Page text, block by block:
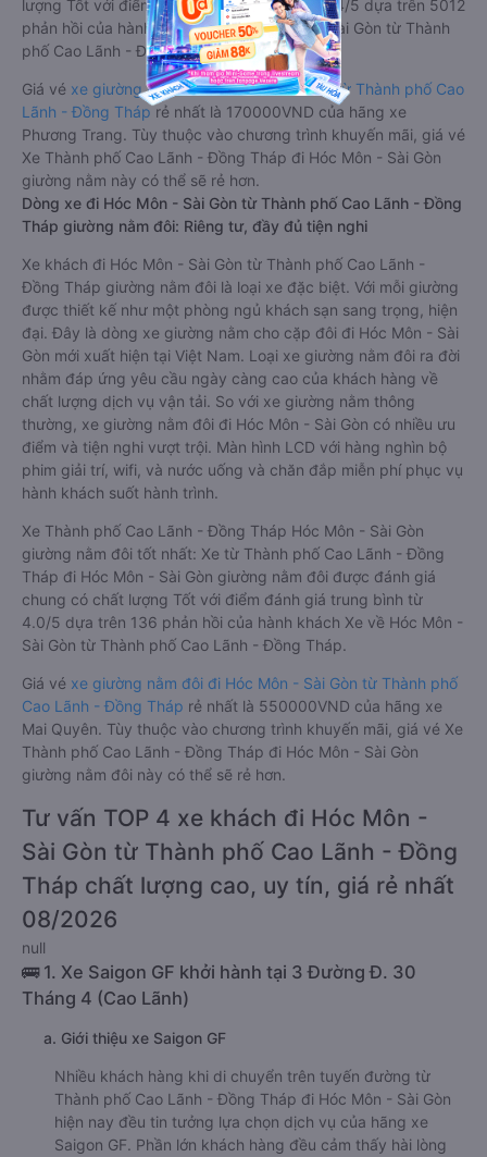
lượng Tốt với điểm đánh giá trung bình từ 4.4/5 dựa trên 5012
phản hồi của hành khách Xe về Hóc Môn - Sài Gòn từ Thành
phố Cao Lãnh - Đồng Tháp.
Giá vé xe giường nằm đi Hóc Môn - Sài Gòn từ Thành phố Cao
Lãnh - Đồng Tháprẻ nhất là 170000VND của hãng xe
Phương Trang. Tùy thuộc vào chương trình khuyến mãi, giá vé
Xe Thành phố Cao Lãnh - Đồng Tháp đi Hóc Môn - Sài Gòn
giường nằm này có thể sẽ rẻ hơn.
Dòng xe đi Hóc Môn - Sài Gòn từ Thành phố Cao Lãnh - Đồng
Tháp giường nằm đôi: Riêng tư, đầy đủ tiện nghi
Xe khách đi Hóc Môn - Sài Gòn từ Thành phố Cao Lãnh -
Đồng Tháp giường nằm đôi là loại xe đặc biệt. Với mỗi giường
được thiết kế như một phòng ngủ khách sạn sang trọng, hiện
đại. Đây là dòng xe giường nằm cho cặp đôi đi Hóc Môn - Sài
Gòn mới xuất hiện tại Việt Nam. Loại xe giường nằm đôi ra đời
nhằm đáp ứng yêu cầu ngày càng cao của khách hàng về
chất lượng dịch vụ vận tải. So với xe giường nằm thông
thường, xe giường nằm đôi đi Hóc Môn - Sài Gòn có nhiều ưu
điểm và tiện nghi vượt trội. Màn hình LCD với hàng nghìn bộ
phim giải trí, wifi, và nước uống và chăn đắp miễn phí phục vụ
hành khách suốt hành trình.
Xe Thành phố Cao Lãnh - Đồng Tháp Hóc Môn - Sài Gòn
giường nằm đôi tốt nhất: Xe từ Thành phố Cao Lãnh - Đồng
Tháp đi Hóc Môn - Sài Gòn giường nằm đôi được đánh giá
chung có chất lượng Tốt với điểm đánh giá trung bình từ
4.0/5 dựa trên 136 phản hồi của hành khách Xe về Hóc Môn -
Sài Gòn từ Thành phố Cao Lãnh - Đồng Tháp.
Giá vé xe giường nằm đôi đi Hóc Môn - Sài Gòn từ Thành phố
Cao Lãnh - Đồng Tháp rẻ nhất là 550000VND của hãng xe
Mai Quyên. Tùy thuộc vào chương trình khuyến mãi, giá vé Xe
Thành phố Cao Lãnh - Đồng Tháp đi Hóc Môn - Sài Gòn
giường nằm đôi này có thể sẽ rẻ hơn.
Tư vấn TOP 4 xe khách đi Hóc Môn -
Sài Gòn từ Thành phố Cao Lãnh - Đồng
Tháp chất lượng cao, uy tín, giá rẻ nhất
08/2026
null
🚌 1. Xe Saigon GF khởi hành tại 3 Đường Đ. 30
Tháng 4 (Cao Lãnh)
a. Giới thiệu xe Saigon GF
Nhiều khách hàng khi di chuyển trên tuyến đường từ
Thành phố Cao Lãnh - Đồng Tháp đi Hóc Môn - Sài Gòn
hiện nay đều tin tưởng lựa chọn dịch vụ của hãng xe
Saigon GF. Phần lớn khách hàng đều cảm thấy hài lòng